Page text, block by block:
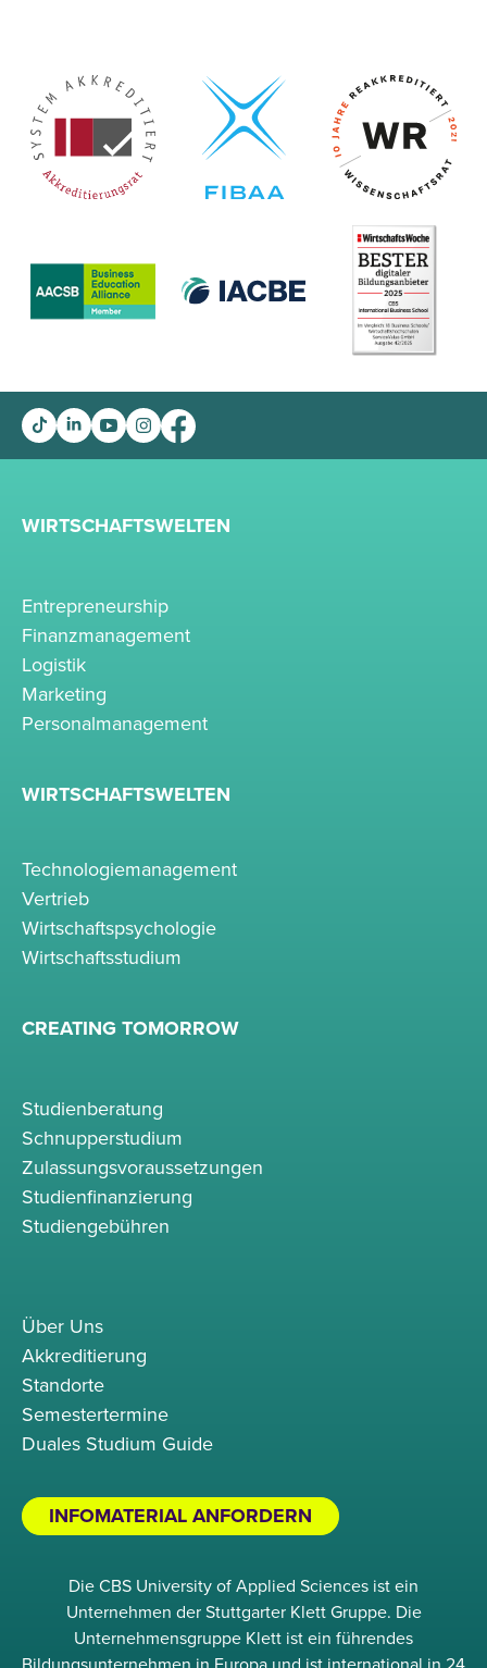
WIRTSCHAFTSWELTEN
Entrepreneurship
Finanzmanagement
Logistik
Marketing
Personalmanagement
WIRTSCHAFTSWELTEN
Technologiemanagement
Vertrieb
Wirtschaftspsychologie
Wirtschaftsstudium
CREATING TOMORROW
Studienberatung
Schnupperstudium
Zulassungsvoraussetzungen
Studienfinanzierung
Studiengebühren
Über Uns
Akkreditierung
Standorte
Semestertermine
Duales Studium Guide
INFOMATERIAL ANFORDERN
Die CBS University of Applied Sciences ist ein
Unternehmen der Stuttgarter Klett Gruppe. Die
Unternehmensgruppe Klett ist ein führendes